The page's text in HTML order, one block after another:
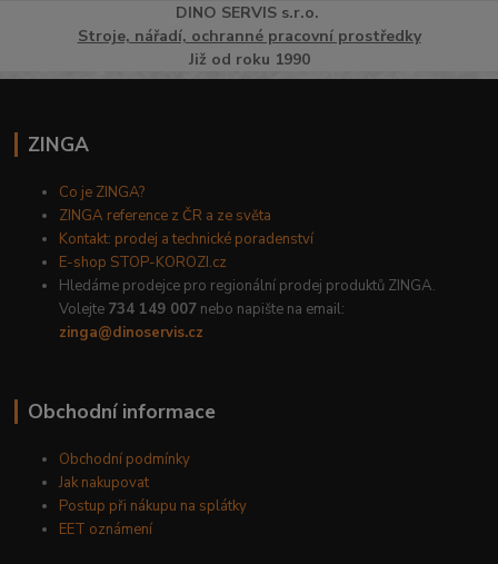
DINO SERVISs.r.o.
Stroje, nářadí, ochranné pracovní prostředky
Již od roku 1990
ZINGA
Co je ZINGA?
ZINGA reference z ČR a ze světa
Kontakt: prodej a technické poradenství
E-shop STOP-KOROZI.cz
Hledáme prodejce pro regionální prodej produktů ZINGA.
Volejte 734 149 007 nebo napište na email:
zinga@dinoservis.cz
Obchodní informace
Obchodní podmínky
Jak nakupovat
Postup při nákupu na splátky
EET oznámení